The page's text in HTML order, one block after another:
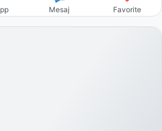
Mesaj Favorite